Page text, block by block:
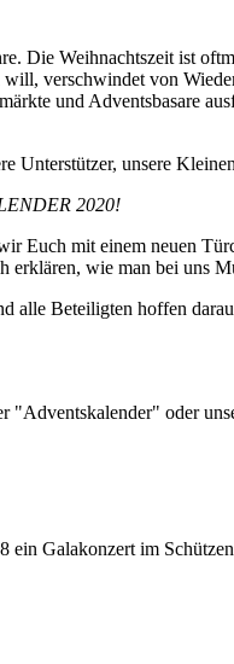
Die Weihnachtszeit ist
verschwindet von
und Adventsbasare
Unterstützer, unsere
2020!
Euch mit einem neuen
wie man bei uns
alle Beteiligten hoffen
"Adventskalender" oder
ein Galakonzert im